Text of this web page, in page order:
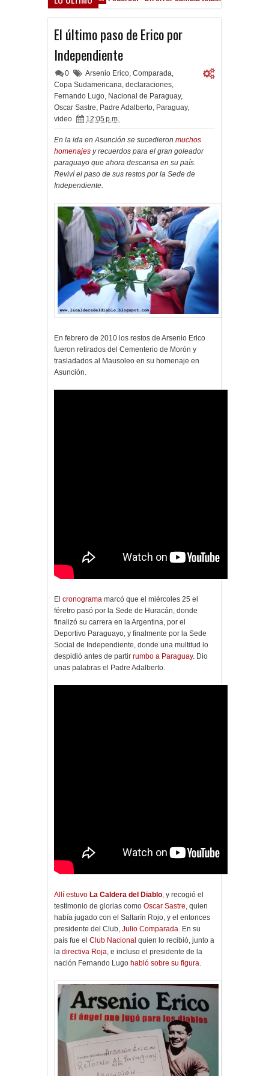
El último paso de Erico por
Independiente
0 Arsenio Erico, Comparada,
Copa Sudamericana, declaraciones,
Fernando Lugo, Nacional de Paraguay,
Oscar Sastre, Padre Adalberto, Paraguay,
video
12:05 p.m.
En la ida en Asunción se sucedieron muchos
homenajes y recuerdos para el gran goleador
paraguayo que ahora descansa en su país.
Reviví el paso de sus restos por la Sede de
Independiente.
En febrero de 2010 los restos de Arsenio Erico
fueron retirados del Cementerio de Morón y
trasladados al Mausoleo en su homenaje en
Asunción.
El cronograma marcó que el miércoles 25 el
féretro pasó por la Sede de Huracán, donde
finalizó su carrera en la Argentina, por el
Deportivo Paraguayo, y finalmente por la Sede
Social de Independiente, donde una multitud lo
despidió antes de partir rumbo a Paraguay. Dio
unas palabras el Padre Adalberto.
Allí estuvo La Caldera del Diablo, y recogió el
testimonio de glorias como Oscar Sastre, quien
había jugado con el Saltarín Rojo, y el entonces
presidente del Club, Julio Comparada. En su
país fue el Club Nacional quien lo recibió, junto a
la directiva Roja, e incluso el presidente de la
nación Fernando Lugo habló sobre su figura.